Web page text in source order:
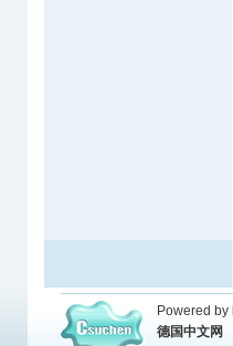
Powered by
德国中文网